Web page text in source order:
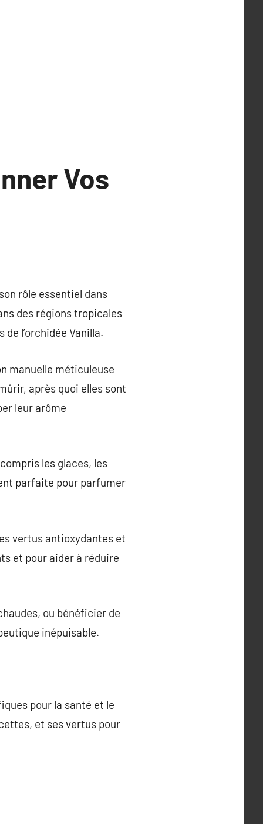
Vos
rôle essentiel dans
des régions tropicales
l’orchidée Vanilla.
manuelle méticuleuse
après quoi elles sont
leur arôme
les glaces, les
parfaite pour parfumer
vertus antioxydantes et
et pour aider à réduire
ou bénéficier de
inépuisable.
pour la santé et le
et ses vertus pour